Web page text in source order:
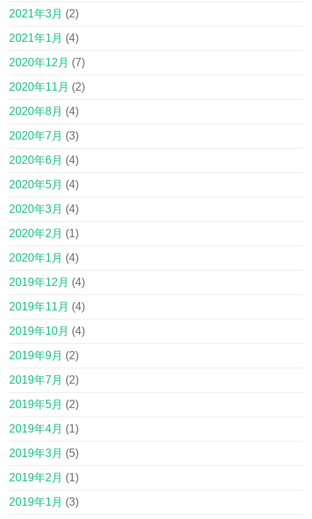
2021年3月 (2)
2021年1月 (4)
2020年12月 (7)
2020年11月 (2)
2020年8月 (4)
2020年7月 (3)
2020年6月 (4)
2020年5月 (4)
2020年3月 (4)
2020年2月 (1)
2020年1月 (4)
2019年12月 (4)
2019年11月 (4)
2019年10月 (4)
2019年9月 (2)
2019年7月 (2)
2019年5月 (2)
2019年4月 (1)
2019年3月 (5)
2019年2月 (1)
2019年1月 (3)